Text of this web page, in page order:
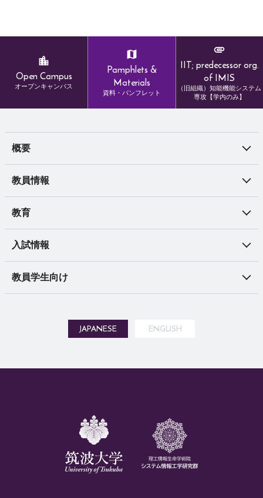
Open Campus
オープンキャンパス
Pamphlets &
Materials
資料・パンフレット
IIT; predecessor org.
of IMIS
（旧組織）知能機能システム
専攻【学内のみ】
概要
教員情報
教育
入試情報
教員学生向け
JAPANESE ENGLISH